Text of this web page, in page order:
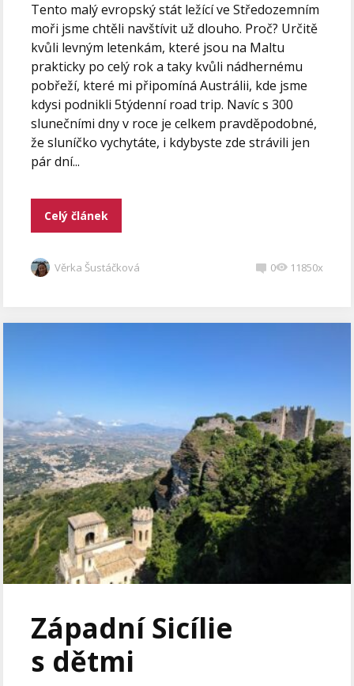
Tento malý evropský stát ležící ve Středozemním
moři jsme chtěli navštívit už dlouho. Proč? Určitě
kvůli levným letenkám, které jsou na Maltu
prakticky po celý rok a taky kvůli nádhernému
pobřeží, které mi připomíná Austrálii, kde jsme
kdysi podnikli 5týdenní road trip. Navíc s 300
slunečními dny v roce je celkem pravděpodobné,
že sluníčko vychytáte, i kdybyste zde strávili jen
pár dní...
Celý článek
Věrka Šustáčková 0 11850x
Západní Sicílie
s dětmi